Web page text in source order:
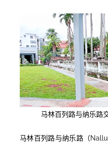
马林百列路与纳乐路
马林百列路与纳乐路（